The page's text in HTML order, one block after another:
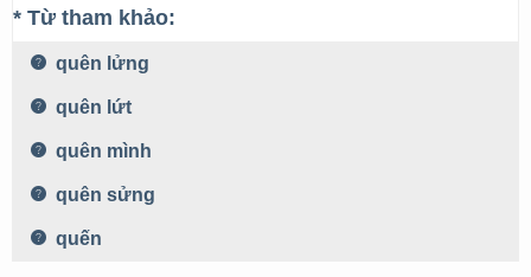
* Từ tham khảo:
quên lửng
quên lứt
quên mình
quên sửng
quến